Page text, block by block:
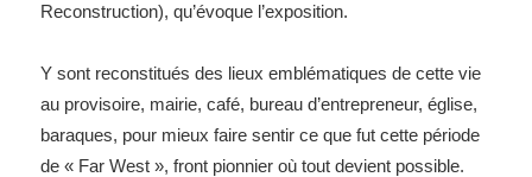
Reconstruction), qu’évoque l’exposition.
Y sont reconstitués des lieux emblématiques de cette vie
au provisoire, mairie, café, bureau d’entrepreneur, église,
baraques, pour mieux faire sentir ce que fut cette période
de « Far West », front pionnier où tout devient possible.